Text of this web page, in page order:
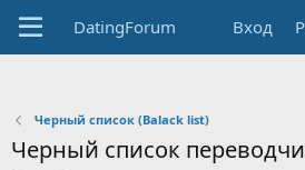
DatingForum Вход
Черный список (Balack list)
Черный список